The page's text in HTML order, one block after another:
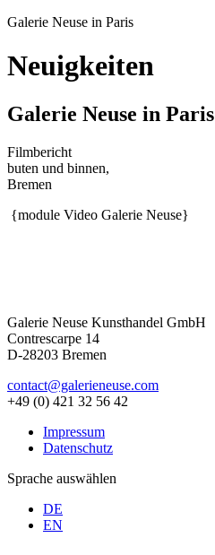
Galerie Neuse in Paris
Neuigkeiten
Galerie Neuse in Paris
Filmbericht
buten und binnen,
Bremen
{module Video Galerie Neuse}
Galerie Neuse Kunsthandel GmbH
Contrescarpe 14
D-28203 Bremen
contact@galerieneuse.com
+49 (0) 421 32 56 42
Impressum
Datenschutz
Sprache auswählen
DE
EN